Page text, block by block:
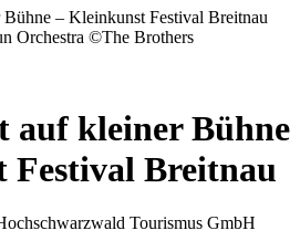
Orchestra ©The Brothers
auf kleiner Bühne
Festival Breitnau
Tourismus GmbH